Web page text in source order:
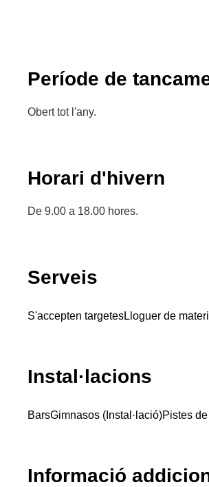
Període de
Obert tot l'any.
Horari d'hivern
De 9.00 a 18.00 hores.
Serveis
S'accepten targetesLloguer de
Instal·lacions
BarsGimnasos (Instal·lació)Pistes
Informació